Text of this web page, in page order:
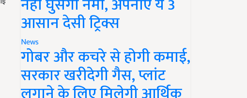
आसान देसी ट्रिक्स
News
गोबर और कचरे से होगी कमाई,
सरकार खरीदेगी गैस, प्लांट